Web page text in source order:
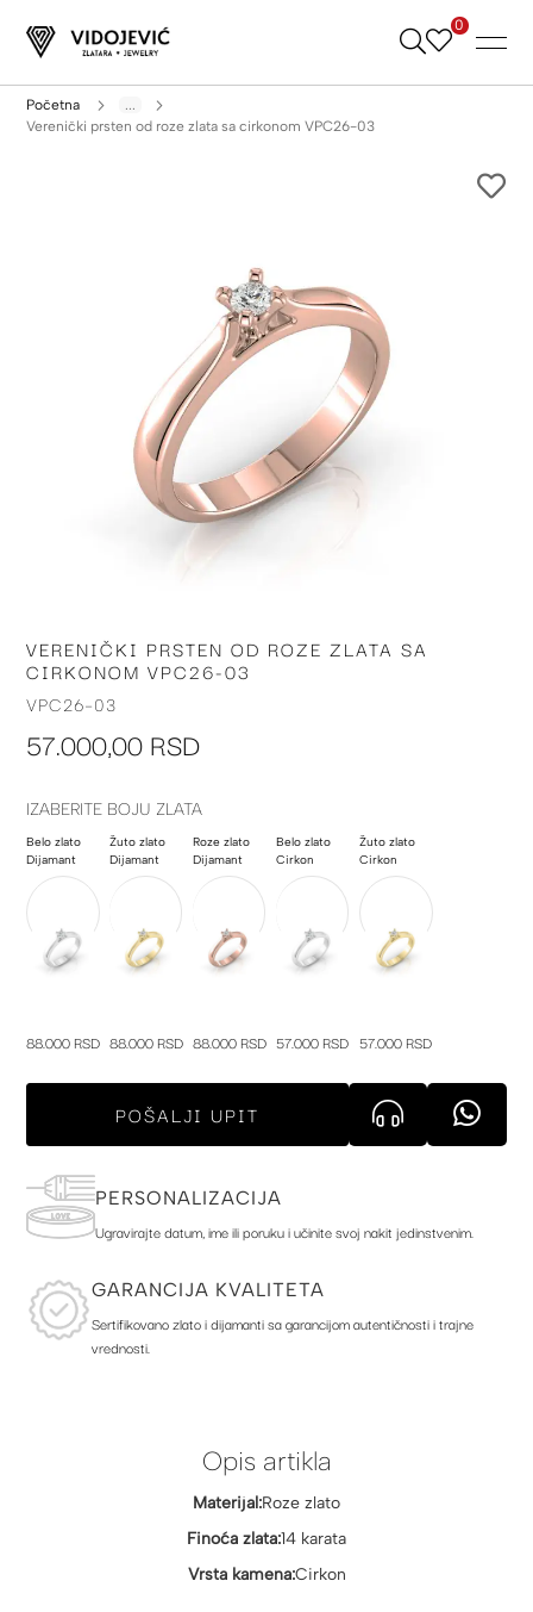
Skip
0
Početna
...
Verenički prsten od roze zlata sa cirkonom VPC26-03
Skip
to
the
of
gallery
VERENIČKI PRSTEN OD ROZE ZLATA SA
CIRKONOM VPC26-03
VPC26-03
57.000,00 RSD
IZABERITE BOJU ZLATA
Belo zlato
Dijamant
88.000 RSD
Žuto zlato
Dijamant
88.000 RSD
Roze zlato
Dijamant
88.000 RSD
Belo zlato
Cirkon
57.000 RSD
Žuto zlato
Cirkon
57.000 RSD
POŠALJI UPIT
PERSONALIZACIJA
Ugravirajte datum, ime ili poruku i učinite svoj nakit jedinstvenim.
GARANCIJA KVALITETA
Sertifikovano zlato i dijamanti sa garancijom autentičnosti i trajne
vrednosti.
Opis artikla
Materijal:Roze zlato
Finoća zlata:14 karata
Vrsta kamena:Cirkon